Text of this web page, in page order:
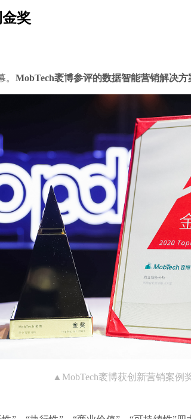
奖
MobTech袤博参评的数据智能营销解决
▲MobTech袤博获创新营销案例